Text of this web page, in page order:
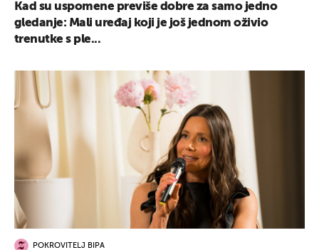
Kad su uspomene previše dobre za samo jedno
gledanje: Mali uređaj koji je još jednom oživio
trenutke s ple...
POKROVITELJ BIPA